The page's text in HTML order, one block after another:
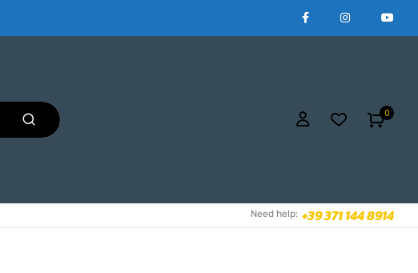
0
Need help: +39 371 144 8914